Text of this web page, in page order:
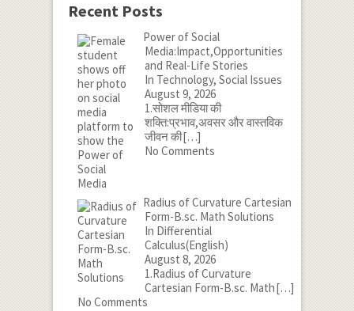
Recent Posts
Power of Social
Media:Impact,Opportunities
and Real-Life Stories
In Technology, Social Issues
August 9, 2026
1.सोशल मीडिया की
शक्ति:प्रभाव,अवसर और वास्तविक
जीवन की[…]
No Comments
Radius of Curvature Cartesian
Form-B.sc. Math Solutions
In Differential
Calculus(English)
August 8, 2026
1.Radius of Curvature
Cartesian Form-B.sc. Math[…]
No Comments